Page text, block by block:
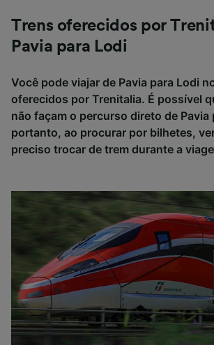
Trens oferecidos por
Pavia para Lodi
Você pode viajar de Pavia para Lodi
oferecidos por Trenitalia. É possível
não façam o percurso direto de Pavia
portanto, ao procurar por bilhetes,
preciso trocar de trem durante a